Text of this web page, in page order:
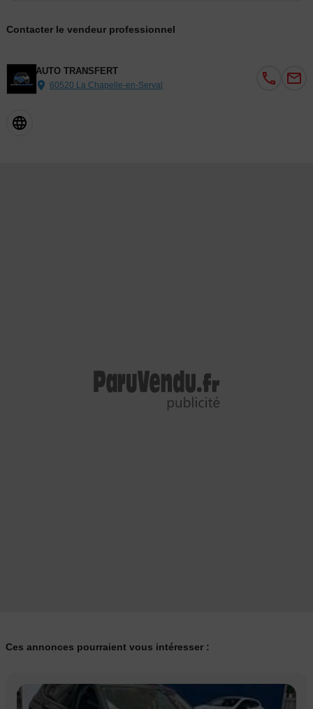
Contacter le vendeur professionnel
AUTO TRANSFERT
60520 La Chapelle-en-Serval
Ces annonces pourraient vous intéresser :